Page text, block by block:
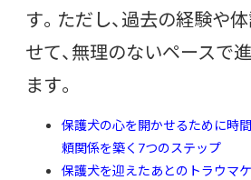
す。ただし、過去の経験や
せて、無理のないペースで
ます。
保護犬の心を開かせるために時
頼関係を築く7つのステップ
保護犬を迎えたあとのトラウマ